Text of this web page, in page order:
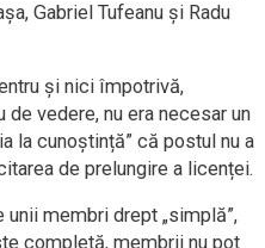
Gabriel Tufeanu și Radu
și nici împotrivă,
vedere, nu era necesar un
la cunoștință” că postul nu a
de prelungire a licenței.
membri drept „simplă”,
completă, membrii nu pot